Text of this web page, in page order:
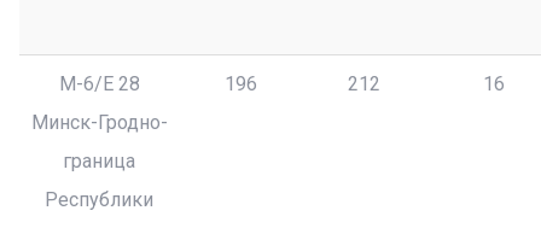
М-6/Е 28
Минск-Гродно-
граница
Республики
196 212 16